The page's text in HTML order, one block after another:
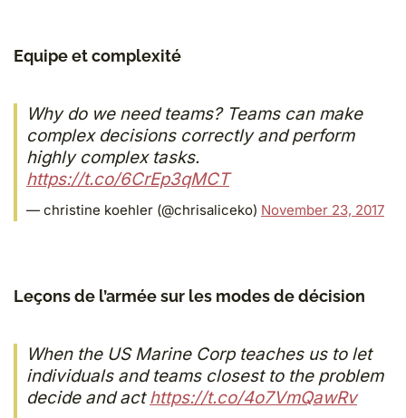
Equipe et complexité
Why do we need teams? Teams can make
complex decisions correctly and perform
highly complex tasks.
https://t.co/6CrEp3qMCT
— christine koehler (@chrisaliceko) November 23, 2017
Leçons de l’armée sur les modes de décision
When the US Marine Corp teaches us to let
individuals and teams closest to the problem
decide and acthttps://t.co/4o7VmQawRv